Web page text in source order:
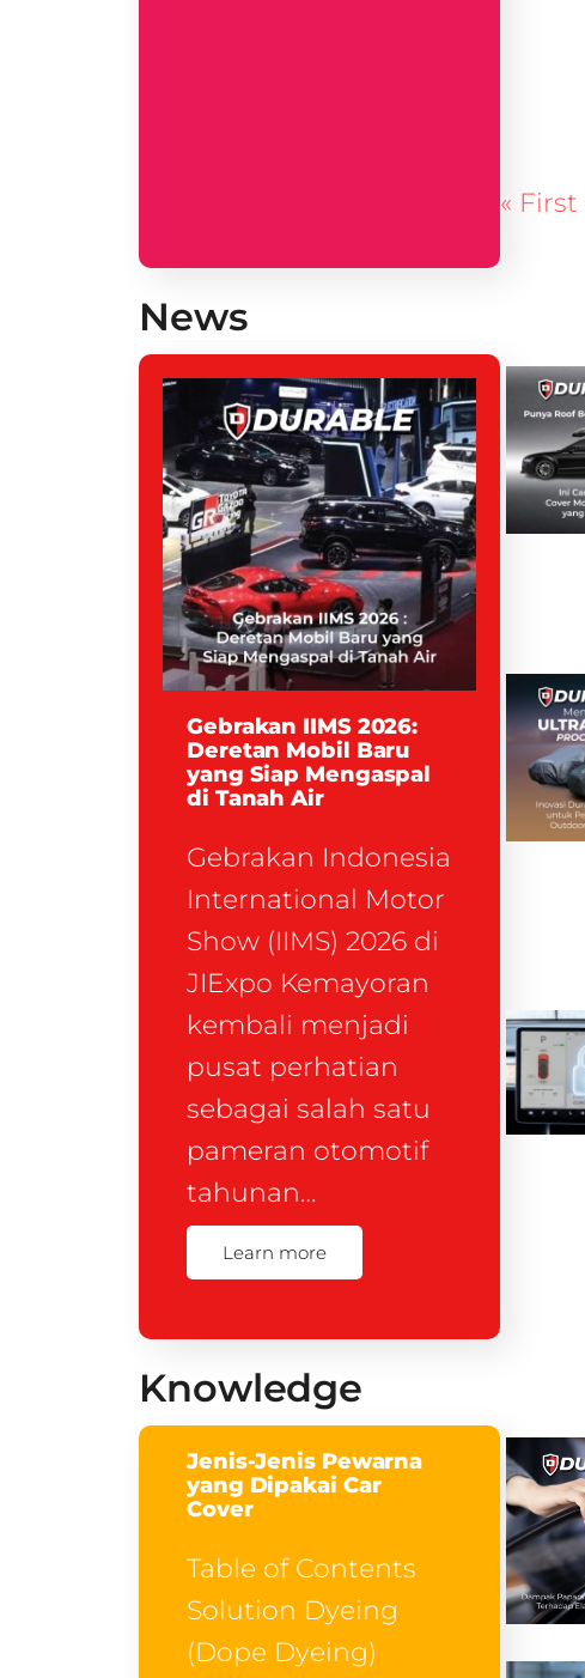
« First
News
Gebrakan IIMS 2026:
Deretan Mobil Baru
yang Siap Mengaspal
di Tanah Air
Gebrakan Indonesia
International Motor
Show (IIMS) 2026 di
JIExpo Kemayoran
kembali menjadi
pusat perhatian
sebagai salah satu
pameran otomotif
tahunan…
Learn more
Knowledge
Jenis-Jenis Pewarna
yang Dipakai Car
Cover
Table of Contents
Solution Dyeing
(Dope Dyeing)